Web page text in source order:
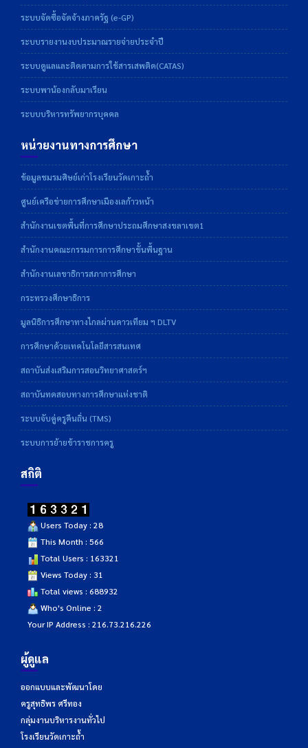
ระบบจัดซื้อจัดจ้างภาครัฐ (e-GP)
ระบบรายงานงบประมาณรายจ่ายประจำปี
ระบบดูแลและติดตามการใช้สารเสพติด(CATAS)
ระบบพาน้องกลับมาเรียน
ระบบบริหารทรัพยากรบุคคล
หน่วยงานทางการศึกษา
ข้อมูลชมรมศิษย์เก่าโรงเรียนวัดเกาะถ้ำ
ศูนย์เครือข่ายการศึกษาเมืองเลก้าวหน้า
สำนักงานเขตพื้นที่การศึกษาประถมศึกษาสงขลาเขต1
สำนักงานคณะกรรมการการศึกษาขั้นพื้นฐาน
สำนักงานเลขาธิการสภาการศึกษา
กระทรวงศึกษาธิการ
มูลนิธิการศึกษาทางไกลผ่านดาวเทียม ฯ DLTV
การศึกษาด้วยเทคโนโลยีสารสนเทศ
สถาบันส่งเสริมการสอนวิทยาศาสตร์ฯ
สถาบันทดสอบทางการศึกษาแห่งชาติ
ระบบจับคู่ครูคืนถิ่น (TMS)
ระบบการย้ายข้าราชการครู
สถิติ
Users Today : 28
This Month : 566
Total Users : 163321
Views Today : 31
Total views : 688932
Who's Online : 2
Your IP Address : 216.73.216.226
ผู้ดูแล
ออกแบบและพัฒนาโดย
ครูสุทธิพร ศรีทอง
กลุ่มงานบริหารงานทั่วไป
โรงเรียนวัดเกาะถ้ำ